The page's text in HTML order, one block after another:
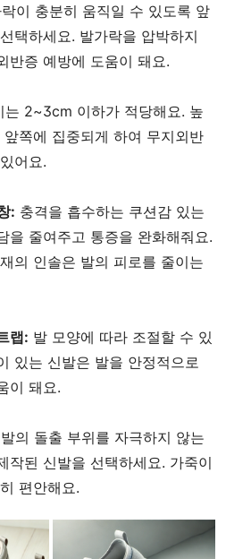
이 충분히 움직일 수 있도록 앞
택하세요. 발가락을 압박하지
반증 예방에 도움이 돼요.
는 2~3cm 이하가 적당해요. 높
쪽에 집중되게 하여 무지외반
어요.
: 충격을 흡수하는 쿠션감 있는
을 줄여주고 통증을 완화해줘요.
의 인솔은 발의 피로를 줄이는
랩: 발 모양에 따라 조절할 수 있
있는 신발은 발을 안정적으로
이 돼요.
발의 돌출 부위를 자극하지 않는
작된 신발을 선택하세요. 가죽이
편안해요.